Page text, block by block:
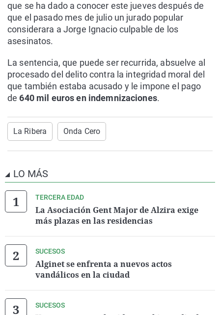
que se ha dado a conocer este jueves después de
que el pasado mes de julio un jurado popular
considerara a Jorge Ignacio culpable de los
asesinatos.
La sentencia, que puede ser recurrida, absuelve al
procesado del delito contra la integridad moral del
que también estaba acusado y le impone el pago
de640 mil euros en indemnizaciones.
La Ribera Onda Cero
LO MÁS
TERCERA EDAD
La Asociación Gent Major de Alzira exige
más plazas en las residencias
SUCESOS
Alginet se enfrenta a nuevos actos
vandálicos en la ciudad
SUCESOS